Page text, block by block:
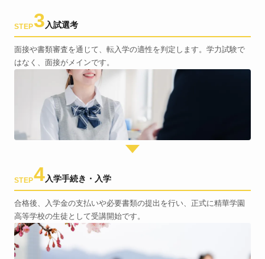
STEP3 入試選考
面接や書類審査を通じて、転入学の適性を判定します。学力試験で
はなく、面接がメインです。
STEP4入学手続き・入学
合格後、入学金の支払いや必要書類の提出を行い、正式に精華学園
高等学校の生徒として受講開始です。